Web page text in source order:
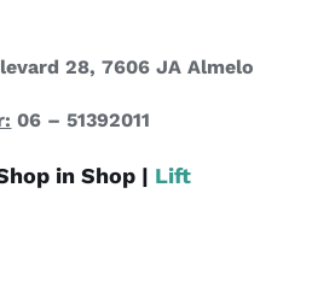
28, 7606 JA Almelo
06 – 51392011
in Shop | Lift